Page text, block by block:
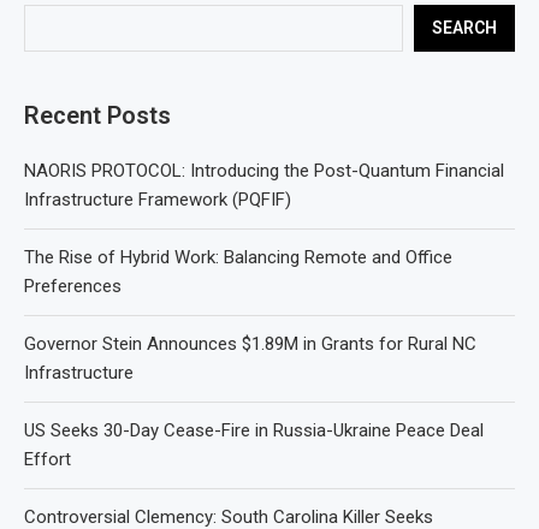
SEARCH
Recent Posts
NAORIS PROTOCOL: Introducing the Post-Quantum Financial
Infrastructure Framework (PQFIF)
The Rise of Hybrid Work: Balancing Remote and Office
Preferences
Governor Stein Announces $1.89M in Grants for Rural NC
Infrastructure
US Seeks 30-Day Cease-Fire in Russia-Ukraine Peace Deal
Effort
Controversial Clemency: South Carolina Killer Seeks